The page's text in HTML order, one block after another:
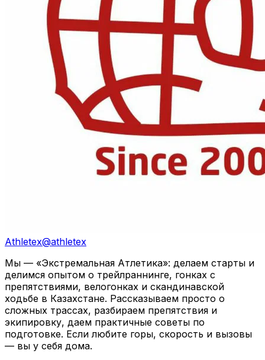
Athletex@athletex
Мы — «Экстремальная Атлетика»: делаем старты и
делимся опытом о трейлраннинге, гонках с
препятствиями, велогонках и скандинавской
ходьбе в Казахстане. Рассказываем просто о
сложных трассах, разбираем препятствия и
экипировку, даем практичные советы по
подготовке. Если любите горы, скорость и вызовы
— вы у себя дома.